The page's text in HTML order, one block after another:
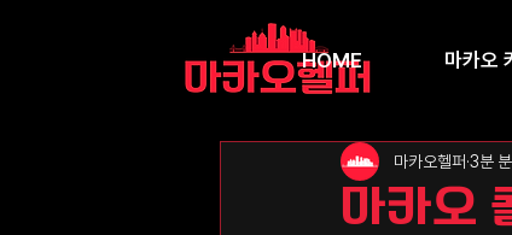
HOME 마카오
마카오
마카오헬퍼 3분